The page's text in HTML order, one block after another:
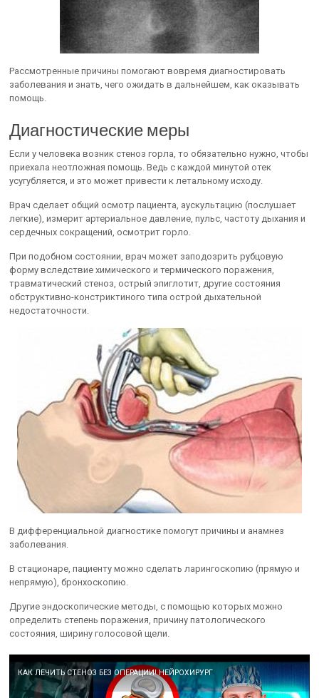
Рассмотренные причины помогают вовремя диагностировать
заболевания и знать, чего ожидать в дальнейшем, как оказывать
помощь.
Диагностические меры
Если у человека возник стеноз горла, то обязательно нужно, чтобы
приехала неотложная помощь. Ведь с каждой минутой отек
усугубляется, и это может привести к летальному исходу.
Врач сделает общий осмотр пациента, аускультацию (послушает
легкие), измерит артериальное давление, пульс, частоту дыхания и
сердечных сокращений, осмотрит горло.
При подобном состоянии, врач может заподозрить рубцовую
форму вследствие химического и термического поражения,
травматический стеноз, острый эпиглотит, другие состояния
обструктивно-констриктиного типа острой дыхательной
недостаточности.
В дифференциальной диагностике помогут причины и анамнез
заболевания.
В стационаре, пациенту можно сделать ларингоскопию (прямую и
непрямую), бронхоскопию.
Другие эндоскопические методы, с помощью которых можно
определить степень поражения, причину патологического
состояния, ширину голосовой щели.
КАК ЛЕЧИТЬ СТЕНОЗ БЕЗ ОПЕРАЦИИ! НЕЙРОХИРУРГ